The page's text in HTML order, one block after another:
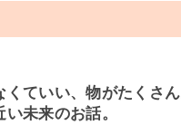
くていい、物がたくさ
未来のお話。